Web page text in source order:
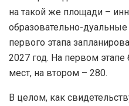
на такой же площади –
образовательно-
первого этапа
2027 год. На первом этапе
мест, на втором – 280.
В целом, как